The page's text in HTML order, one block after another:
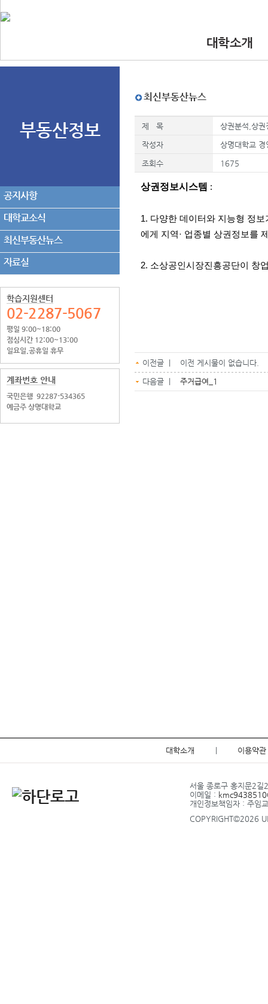
대학소개
•인사말
부동산정보
공지사항
대학교소식
최신부동산뉴스
자료실
학습지원센터
02-2287-5067
평일 9:00~18:00
점심시간 12:00~13:00
일요일.공휴일 휴무
계좌번호 안내
국민은행 92287-534365
예금주 상명대학교
최신부동산뉴스
제 목 상권분석,상권
작성자 상명대학교 경
조회수 1675
상권정보시스템 :
1. 다양한 데이터와 지능형 정
에게 지역· 업종별 상권정보를
2. 소상공인시장진흥공단이 창
이전글 | 이전 게시물이 없습니다.
다음글 | 주거급여_1
대학소개 이용약관
서울 종로구 홍지문
이메일 :
개인정보책임자 : 주
COPYRIGHT©2026